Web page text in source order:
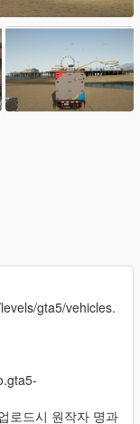
gta5/vehicles.
로드시 원작자 명과